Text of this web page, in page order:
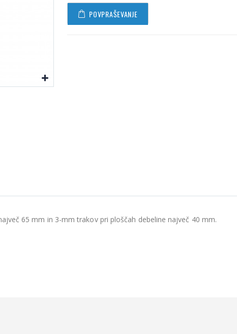
POVPRAŠEVANJE
65 mm in 3-mm trakov pri ploščah debeline največ 40 mm.